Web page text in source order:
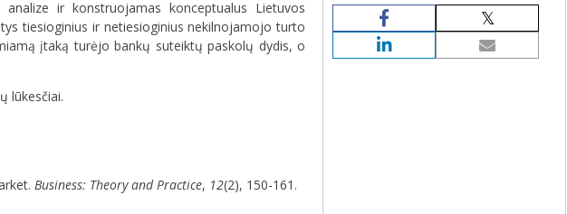
ir konstruojamas konceptualus Lietuvos
tiesioginius ir netiesioginius nekilnojamojo turto
įtaką turėjo bankų suteiktų paskolų dydis, o
lūkesčiai.
Business: Theory and Practice, 12(2), 150-161.